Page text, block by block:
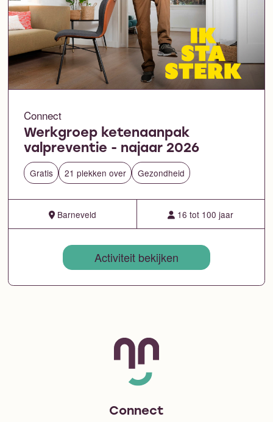
Connect
Werkgroep ketenaanpak
valpreventie - najaar 2026
Gratis 21 plekken over Gezondheid
Barneveld 16 tot 100 jaar
Activiteit bekijken
Connect